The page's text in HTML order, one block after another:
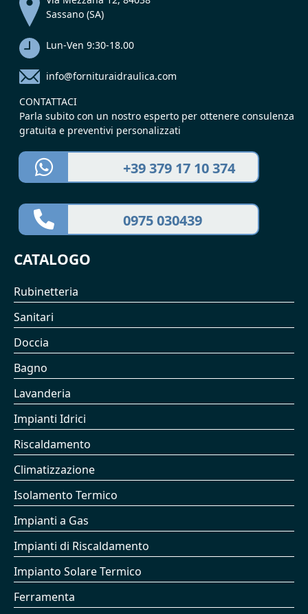
Sassano (SA)
Lun-Ven 9:30-18.00
info@fornituraidraulica.com
CONTATTACI
Parla subito con un nostro esperto per ottenere consulenza
gratuita e preventivi personalizzati
+39 379 17 10 374
0975 030439
CATALOGO
Rubinetteria
Sanitari
Doccia
Bagno
Lavanderia
Impianti Idrici
Riscaldamento
Climatizzazione
Isolamento Termico
Impianti a Gas
Impianti di Riscaldamento
Impianto Solare Termico
Ferramenta